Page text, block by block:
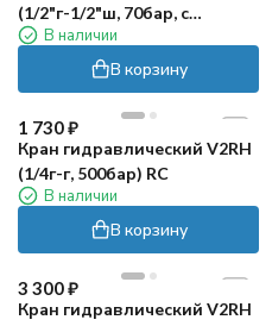
(1/2"г-1/2"ш, 70бар, с
защитой)
В наличии
В корзину
1 730₽
Кран гидравлический V2RH
(1/4г-г, 500бар) RC
В наличии
В корзину
3 300₽
Кран гидравлический V2RH